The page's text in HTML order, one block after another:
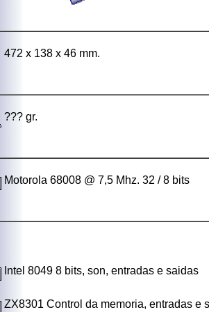
472 x 138 x 46 mm.
??? gr.
Motorola 68008 @ 7,5 Mhz. 32 / 8 bits
Intel 8049 8 bits, son, entradas e saidas
ZX8301 Control da memoria, entradas e